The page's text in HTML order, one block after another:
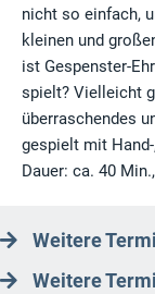
nicht so einfach,
kleinen und
ist Gespenster-
spielt? Vielleicht
überraschendes
gespielt mit
Dauer: ca. 40
Weitere
Weitere